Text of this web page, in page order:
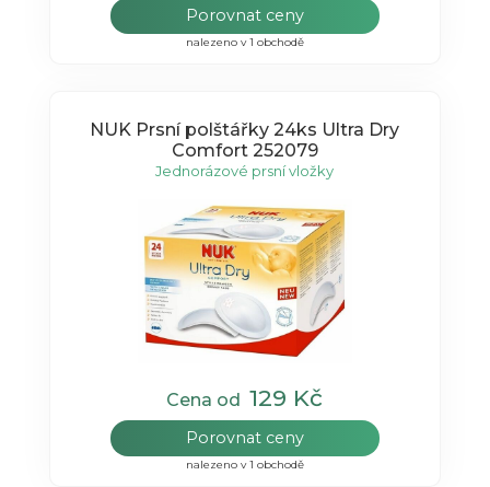
Porovnat ceny
nalezeno v 1 obchodě
NUK Prsní polštářky 24ks Ultra Dry
Comfort 252079
Jednorázové prsní vložky
Cena od 129 Kč
Porovnat ceny
nalezeno v 1 obchodě